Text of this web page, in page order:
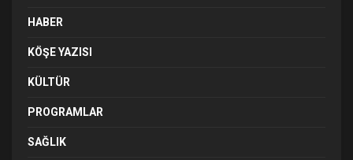
HABER
KÖŞE YAZISI
KÜLTÜR
PROGRAMLAR
SAĞLIK